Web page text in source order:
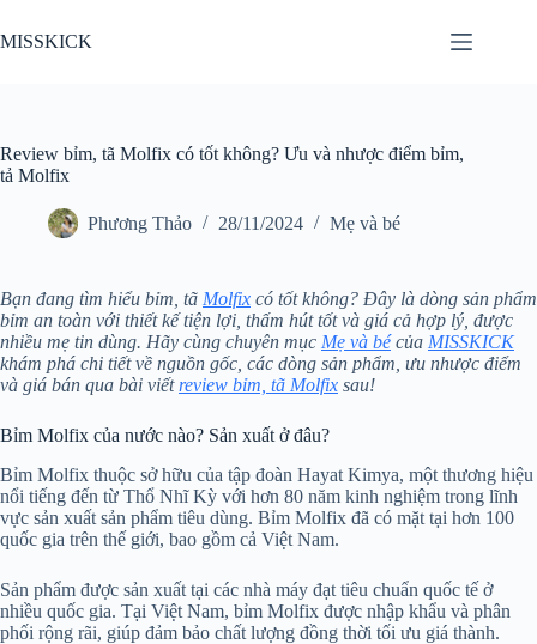
đến
phần
MISSKICK
Review bỉm, tã Molfix có tốt không? Ưu và nhược điểm bỉm,
tả Molfix
Phương Thảo 28/11/2024 Mẹ và bé
Bạn đang tìm hiểu bỉm, tã Molfix có tốt không? Đây là dòng sản phẩm
bỉm an toàn với thiết kế tiện lợi, thấm hút tốt và giá cả hợp lý, được
nhiều mẹ tin dùng. Hãy cùng chuyên mục Mẹ và bécủa MISSKICK
khám phá chi tiết về nguồn gốc, các dòng sản phẩm, ưu nhược điểm
và giá bán qua bài viết review bỉm, tã Molfix sau!
Bỉm Molfix của nước nào? Sản xuất ở đâu?
Bỉm Molfix thuộc sở hữu của tập đoàn Hayat Kimya, một thương hiệu
nổi tiếng đến từ Thổ Nhĩ Kỳ với hơn 80 năm kinh nghiệm trong lĩnh
vực sản xuất sản phẩm tiêu dùng. Bỉm Molfix đã có mặt tại hơn 100
quốc gia trên thế giới, bao gồm cả Việt Nam.
Sản phẩm được sản xuất tại các nhà máy đạt tiêu chuẩn quốc tế ở
nhiều quốc gia. Tại Việt Nam, bỉm Molfix được nhập khẩu và phân
phối rộng rãi, giúp đảm bảo chất lượng đồng thời tối ưu giá thành.